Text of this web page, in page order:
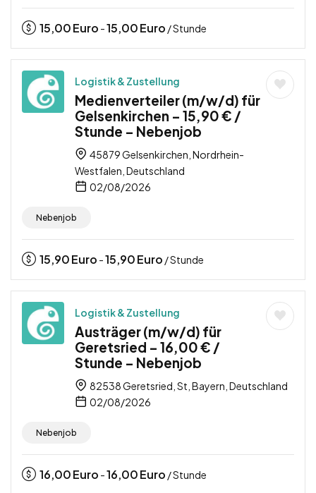
15,00Euro -15,00Euro / Stunde
Logistik & Zustellung
Medienverteiler (m/w/d) für
Gelsenkirchen – 15,90 € /
Stunde – Nebenjob
45879 Gelsenkirchen, Nordrhein-
Westfalen, Deutschland
02/08/2026
Nebenjob
15,90Euro -15,90Euro / Stunde
Logistik & Zustellung
Austräger (m/w/d) für
Geretsried – 16,00 € /
Stunde – Nebenjob
82538 Geretsried, St, Bayern, Deutschland
02/08/2026
Nebenjob
16,00Euro -16,00Euro / Stunde